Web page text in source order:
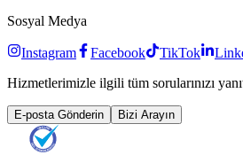
Sosyal Medya
Instagram Facebook TikTok
Hizmetlerimizle ilgili tüm sorularınızı
E-posta Gönderin Bizi Arayın